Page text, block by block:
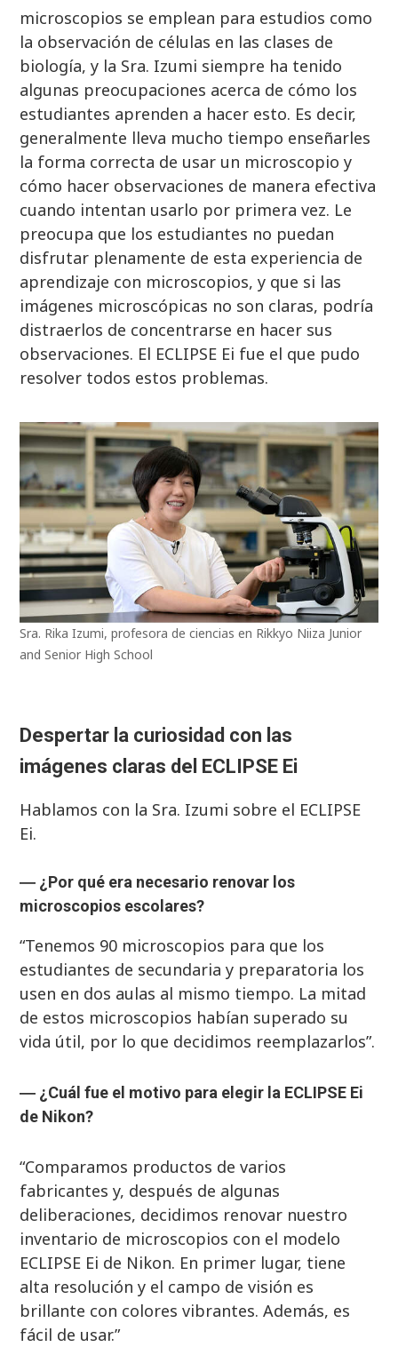
Sra. Rika Izumi, profesora de ciencias en Rikkyo Niiza Junior
and Senior High School
microscopios se emplean para estudios como
la observación de células en las clases de
biología, y la Sra. Izumi siempre ha tenido
algunas preocupaciones acerca de cómo los
estudiantes aprenden a hacer esto. Es decir,
generalmente lleva mucho tiempo enseñarles
la forma correcta de usar un microscopio y
cómo hacer observaciones de manera efectiva
cuando intentan usarlo por primera vez. Le
preocupa que los estudiantes no puedan
disfrutar plenamente de esta experiencia de
aprendizaje con microscopios, y que si las
imágenes microscópicas no son claras, podría
distraerlos de concentrarse en hacer sus
observaciones. El ECLIPSE Ei fue el que pudo
resolver todos estos problemas.
Despertar la curiosidad con las
imágenes claras del ECLIPSE Ei
Hablamos con la Sra. Izumi sobre el ECLIPSE
Ei.
― ¿Por qué era necesario renovar los
microscopios escolares?
“Tenemos 90 microscopios para que los
estudiantes de secundaria y preparatoria los
usen en dos aulas al mismo tiempo. La mitad
de estos microscopios habían superado su
vida útil, por lo que decidimos reemplazarlos”.
― ¿Cuál fue el motivo para elegir la ECLIPSE Ei
de Nikon?
“Comparamos productos de varios
fabricantes y, después de algunas
deliberaciones, decidimos renovar nuestro
inventario de microscopios con el modelo
ECLIPSE Ei de Nikon. En primer lugar, tiene
alta resolución y el campo de visión es
brillante con colores vibrantes. Además, es
fácil de usar.”